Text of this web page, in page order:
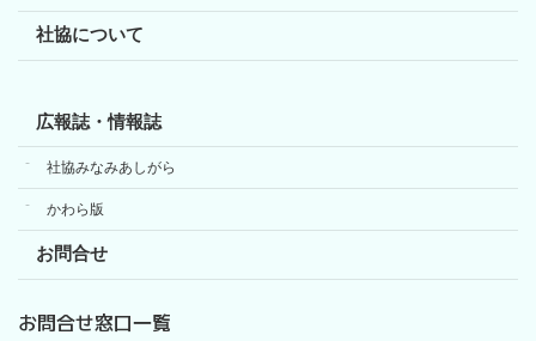
社協について
広報誌・情報誌
社協みなみあしがら
かわら版
お問合せ
お問合せ窓口一覧